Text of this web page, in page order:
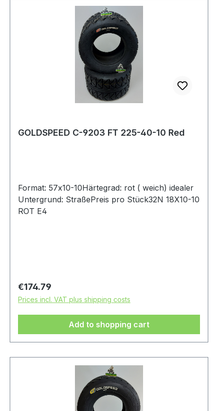
GOLDSPEED C-9203 FT 225-40-10 Red
Format: 57x10-10Härtegrad: rot ( weich) idealer
Untergrund: StraßePreis pro Stück32N 18X10-10
ROT E4
Regular price:
€174.79
Prices incl. VAT plus shipping costs
Add to shopping cart